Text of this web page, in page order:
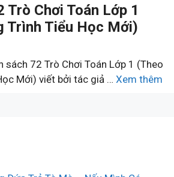
Trò Chơi Toán Lớp 1
Trình Tiểu Học Mới)
sách 72 Trò Chơi Toán Lớp 1 (Theo
Mới) viết bởi tác giả … Xem thêm